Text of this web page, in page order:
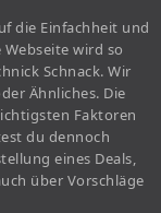
die Einfachheit und
wird so
Schnack. Wir
Ähnliches. Die
Faktoren
du dennoch
eines Deals,
über Vorschläge